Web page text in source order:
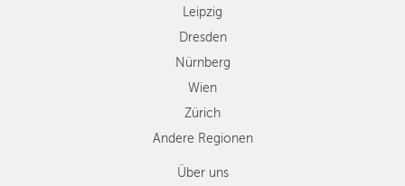
Leipzig
Dresden
Nürnberg
Wien
Zürich
Andere Regionen
Über uns